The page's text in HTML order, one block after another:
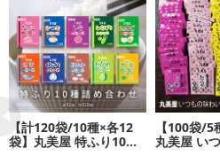
【おかか昆布】
かつおの甘辛い味わいと、昆布の後
布」
【鶏たまそぼろ】
旨味のある鶏そぼろと甘く味付けし
たまそぼろ」
【計120袋/10種×各12
袋】丸美屋 特ふり10種
【100袋/5
丸美屋 い